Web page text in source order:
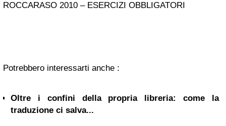
ROCCARASO 2010 – ESERCIZI OBBLIGATORI
Potrebbero interessarti anche :
Oltre i confini della propria libreria: come la
traduzione ci salva...